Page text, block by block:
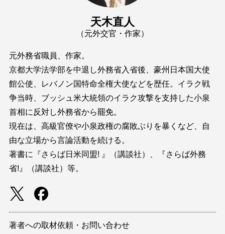
天木直人
（元外交官・作家）
元外務省職員、作家。
京都大学法学部を中退し外務省入省後、豪州日本国大使
館公使、レバノン国特命全権大使などを歴任。イラク戦
争当時、ブッシュ米大統領のイラク攻撃を支持した小泉
首相に反対し外務省から罷免。
現在は、高級官僚や小泉政権の腐敗ぶりを暴くなど、自
由な立場から言論活動を続ける。
著書に『さらば日米同盟! 』（講談社）、『さらば外務
省!』（講談社）等。
著者への取材依頼・お問い合わせ